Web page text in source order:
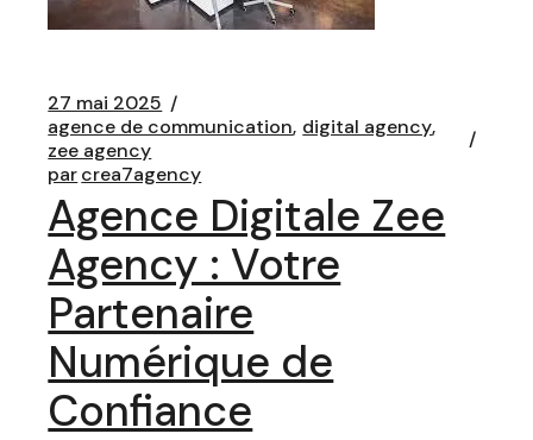
27 mai 2025
agence de communication digital agency
zee agency
parcrea7agency
Agence Digitale Zee
Agency : Votre
Partenaire
Numérique de
Confiance